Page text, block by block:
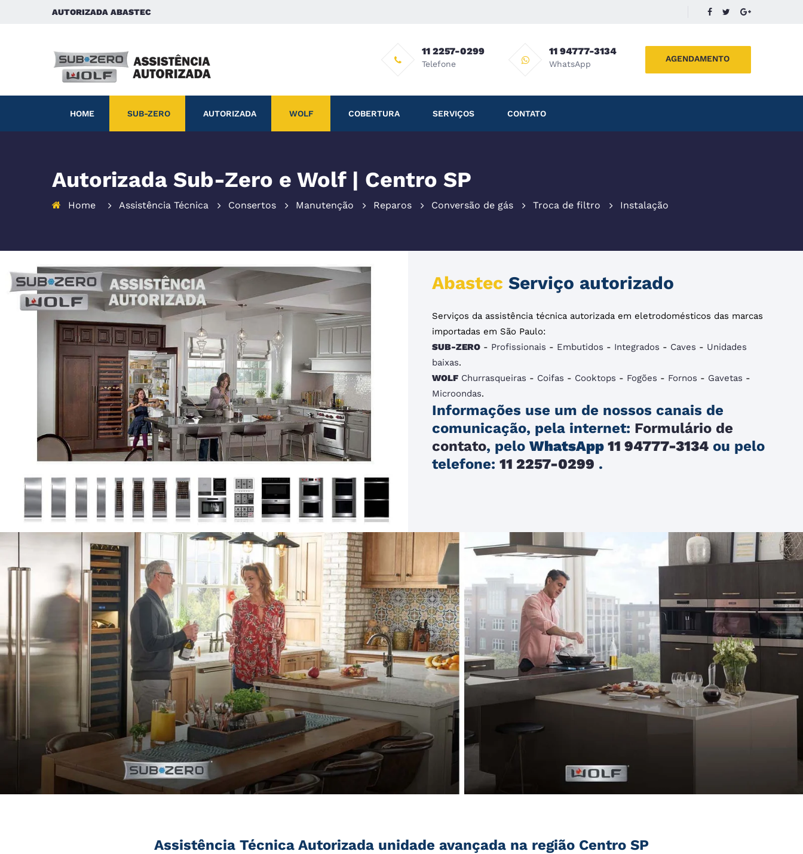
AUTORIZADA ABASTEC
AGENDAMENTO
11 94777-3134
WhatsApp
11 2257-0299
Telefone
HOME SUB-ZERO AUTORIZADA WOLF COBERTURA SERVIÇOS CONTATO
Autorizada Sub-Zero e Wolf | Centro SP
Home Assistência Técnica Consertos Manutenção Reparos Conversão de gás Troca de filtro Instalação
Abastec Serviço autorizado
Serviços da assistência técnica autorizada em eletrodomésticos das marcas
importadas em São Paulo:
SUB-ZERO- Profissionais - Embutidos - Integrados - Caves - Unidades
baixas.
WOLF Churrasqueiras - Coifas - Cooktops - Fogões - Fornos - Gavetas -
Microondas.
Informações use um de nossos canais de
comunicação, pela internet: Formulário de
contato, pelo WhatsApp11 94777-3134ou pelo
telefone: 11 2257-0299 .
Assistência Técnica Autorizada unidade avançada na região Centro SP